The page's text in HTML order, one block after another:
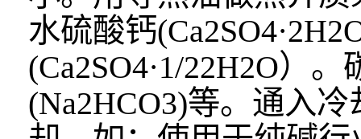
水硫酸钙
(Ca2SO4·1/22H2O）
(Na2HCO3)等。通入